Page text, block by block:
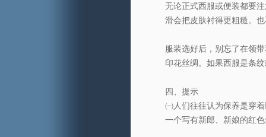
无论正式西服或便装都要
滑会把皮肤衬得更粗糙。
服装选好后，别忘了在领
印花丝绸。如果西服是条
四、提示
㈠人们往往认为保养是穿
一个写有新郎、新娘的红